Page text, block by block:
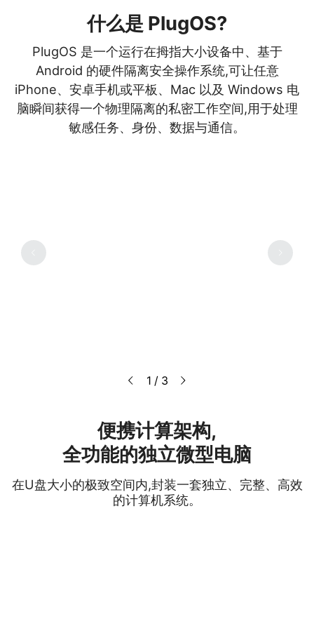
什么是 PlugOS?
PlugOS 是一个运行在拇指大小设备中、基于
Android 的硬件隔离安全操作系统,可让任意
iPhone、安卓手机或平板、Mac 以及 Windows 电
脑瞬间获得一个物理隔离的私密工作空间,用于处理
敏感任务、身份、数据与通信。
1 / 3
便携计算架构,
全功能的独立微型电脑
在U盘大小的极致空间内,封装一套独立、完整、高效
的计算机系统。